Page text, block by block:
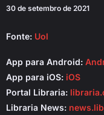
30 de setembro de 2021
Fonte: Uol
App para Android:
App para iOS: iOS
Portal Libraria:
Libraria News: